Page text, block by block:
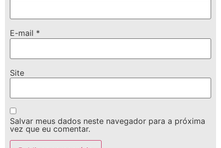
E-mail *
Site
Salvar meus dados neste navegador para a próxima
vez que eu comentar.